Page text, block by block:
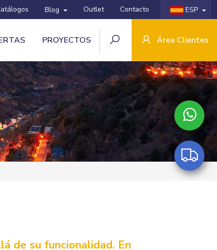
Blog Outlet Contacto ESP
PROYECTOS Área Clientes
de su funcionalidad. En